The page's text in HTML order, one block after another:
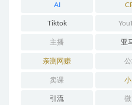
AI
Tiktok
主播 亚
亲测网赚
卖课 小
引流